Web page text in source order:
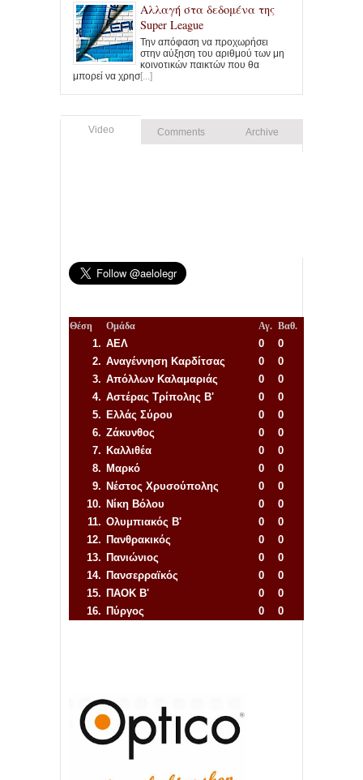
Αλλαγή στα δεδομένα της
Super League
Την απόφαση να προχωρήσει
στην αύξηση του αριθμού των μη
κοινοτικών παικτών που θα
μπορεί να χρησ[...]
Video Comments Archive
Θέση Ομάδα Αγ. Βαθ.
1. ΑΕΛ 0
0
2. Αναγέννηση Καρδίτσας 0
0
3. Απόλλων Καλαμαριάς 0
0
4. Αστέρας Τρίπολης Β' 0
0
5. Ελλάς Σύρου 0
0
6. Ζάκυνθος 0
0
7. Καλλιθέα 0
0
8. Μαρκό 0
0
9. Νέστος Χρυσούπολης 0
0
10. Νίκη Βόλου 0
0
11. Ολυμπιακός Β' 0
0
12. Πανθρακικός 0
0
13. Πανιώνιος 0
0
14. Πανσερραϊκός 0
0
15. ΠΑΟΚ Β' 0
0
16. Πύργος 0
0